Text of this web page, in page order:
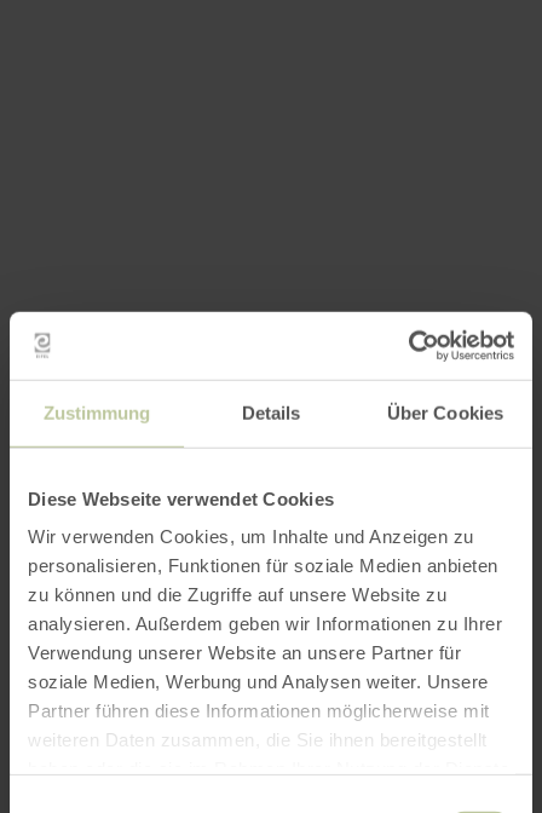
Zustimmung Details Über Cookies
Diese Webseite verwendet Cookies
Wir verwenden Cookies, um Inhalte und Anzeigen zu
personalisieren, Funktionen für soziale Medien anbieten
zu können und die Zugriffe auf unsere Website zu
analysieren. Außerdem geben wir Informationen zu Ihrer
Verwendung unserer Website an unsere Partner für
soziale Medien, Werbung und Analysen weiter. Unsere
Partner führen diese Informationen möglicherweise mit
weiteren Daten zusammen, die Sie ihnen bereitgestellt